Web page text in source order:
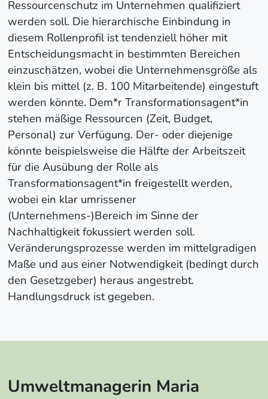
Ressourcenschutz im Unternehmen qualifiziert
werden soll. Die hierarchische Einbindung in
diesem Rollenprofil ist tendenziell höher mit
Entscheidungsmacht in bestimmten Bereichen
einzuschätzen, wobei die Unternehmensgröße als
klein bis mittel (z. B. 100 Mitarbeitende) eingestuft
werden könnte. Dem*r Transformationsagent*in
stehen mäßige Ressourcen (Zeit, Budget,
Personal) zur Verfügung. Der- oder diejenige
könnte beispielsweise die Hälfte der Arbeitszeit
für die Ausübung der Rolle als
Transformationsagent*in freigestellt werden,
wobei ein klar umrissener
(Unternehmens-)Bereich im Sinne der
Nachhaltigkeit fokussiert werden soll.
Veränderungsprozesse werden im mittelgradigen
Maße und aus einer Notwendigkeit (bedingt durch
den Gesetzgeber) heraus angestrebt.
Handlungsdruck ist gegeben.
Umweltmanagerin Maria